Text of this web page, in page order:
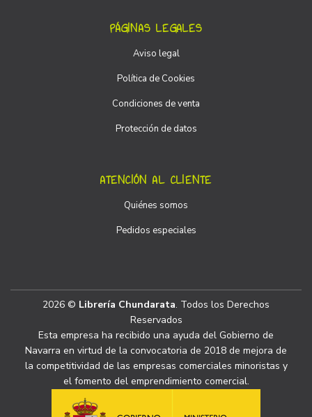
PÁGINAS LEGALES
Aviso legal
Política de Cookies
Condiciones de venta
Protección de datos
ATENCIÓN AL CLIENTE
Quiénes somos
Pedidos especiales
2026 © Librería Chundarata. Todos los Derechos
Reservados
Esta empresa ha recibido una ayuda del Gobierno de
Navarra en virtud de la convocatoria de 2018 de mejora de
la competitividad de las empresas comerciales minoristas y
el fomento del emprendimiento comercial.